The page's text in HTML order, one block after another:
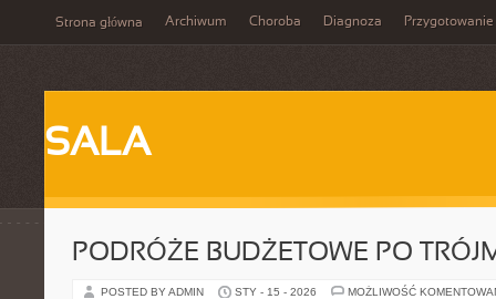
Strona główna Archiwum Choroba Diagnoza Przygotowanie
SALA
PODRÓŻE BUDŻETOWE PO
POSTED BY ADMIN STY - 15 - 2026 MOŻLIWOŚĆ